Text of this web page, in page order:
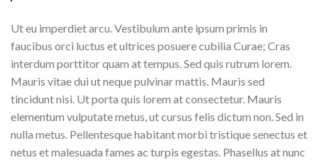
Ut eu imperdiet arcu. Vestibulum ante ipsum primis in
faucibus orci luctus et ultrices posuere cubilia Curae; Cras
interdum porttitor quam at tempus. Sed quis rutrum lorem.
Mauris vitae dui ut neque pulvinar mattis. Mauris sed
tincidunt nisi. Ut porta quis lorem at consectetur. Mauris
elementum vulputate metus, ut cursus felis dictum non. Sed in
nulla metus. Pellentesque habitant morbi tristique senectus et
netus et malesuada fames ac turpis egestas. Phasellus at nunc